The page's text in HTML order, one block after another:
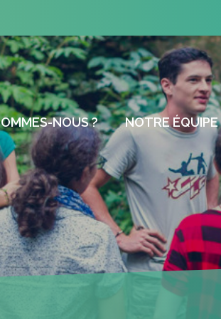
NOUS ? NOTRE ÉQUIPE